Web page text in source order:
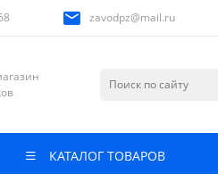
zavodpz@mail.ru
КАТАЛОГ ТОВАРОВ